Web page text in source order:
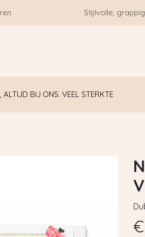
Stijlvolle,
ALTIJD BIJ ONS. VEEL STERKTE
€